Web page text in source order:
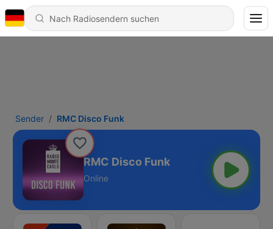
Sender RMC Disco Funk
RMC Disco Funk
Online